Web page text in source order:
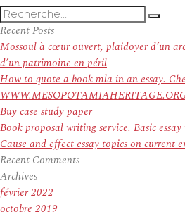
Recherche
pour
:
Recent Posts
Mossoul à cœur ouvert, plaidoyer d’un
d’un patrimoine en péril
How to quote a book mla in an essay.
Buy case study paper
Book proposal writing service. Basic
Cause and effect essay topics on current
Recent Comments
Archives
février 2022
octobre 2019